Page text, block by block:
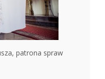
patrona spraw